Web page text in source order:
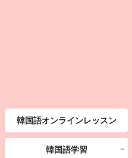
韓国語オンラインレッスン
韓国語学習